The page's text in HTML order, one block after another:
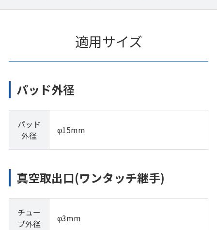
適用サイズ
パッド外径
パッド
外径
φ15mm
真空取出口(ワンタッチ継手)
チュー
ブ外径
φ3mm